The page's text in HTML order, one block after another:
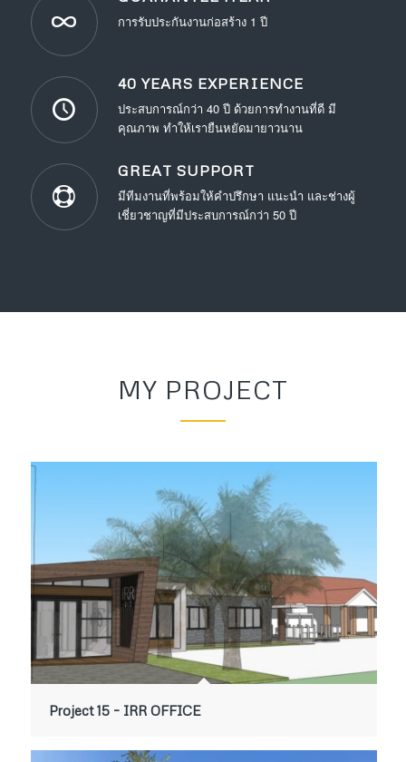
การรับประกันงานก่อสร้าง 1 ปี
40 YEARS EXPERIENCE
ประสบการณ์กว่า 40 ปี ด้วยการทำงานที่ดี มี
คุณภาพ ทำให้เรายืนหยัดมายาวนาน
GREAT SUPPORT
มีทีมงานที่พร้อมให้คำปรึกษา แนะนำ และช่างผู้
เชี่ยวชาญที่มีประสบการณ์กว่า 50 ปี
MY PROJECT
Project 15 – IRR OFFICE